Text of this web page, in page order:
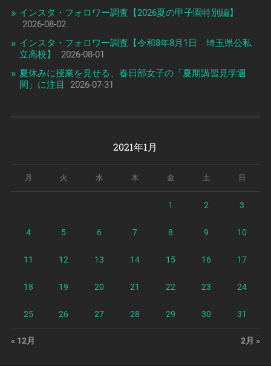
インスタ・フォロワー調査【2026夏の甲子園特別編】
2026-08-02
インスタ・フォロワー調査【令和8年8月1日 埼玉県公私
立高校】
2026-08-01
夏休みに授業を見せる、春日部女子の「夏期講習見学週
間」に注目
2026-07-31
2021年1月
月 火 水 木 金 土 日
1 2 3
4 5 6 7 8 9 10
11 12 13 14 15 16 17
18 19 20 21 22 23 24
25 26 27 28 29 30 31
« 12月 2月 »